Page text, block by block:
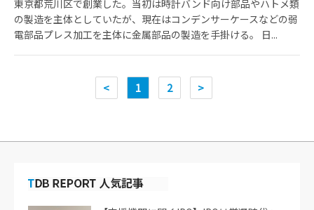
東京都荒川区で創業した。当初は時計バンド向け部品やハトメ類
の製造を主体としていたが、現在はコンデンサーケースなどの弱
電部品プレス加工を主体に金属部品の製造を手掛ける。 日...
< 1 2 >